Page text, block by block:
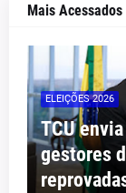
Mais Acessados
ELEIÇÕES 2026
TCU
gestores